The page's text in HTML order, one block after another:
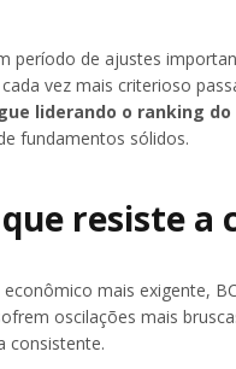
período de ajustes
vez mais criterioso
liderando o ranking
fundamentos sólidos.
resiste a
mais exigente,
oscilações mais
consistente.